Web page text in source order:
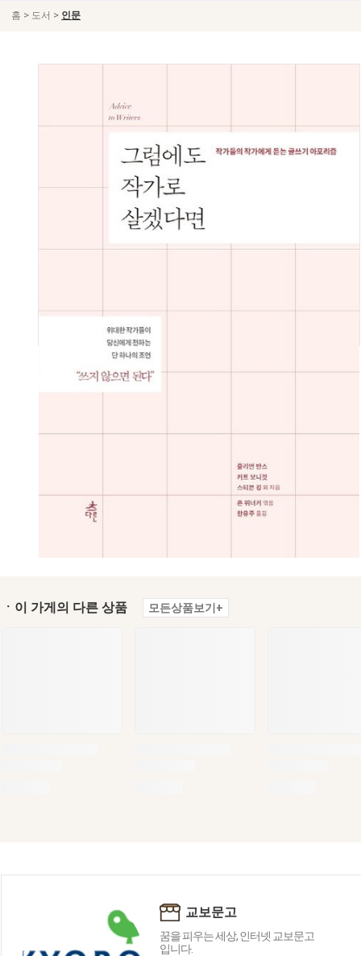
홈 > 도서 > 인문
ㆍ이 가게의 다른 상품 모든상품보기+
교보문고
꿈을 피우는 세상, 인터넷 교보문고
입니다.